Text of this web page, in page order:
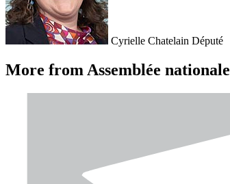
Cyrielle Chatelain Député
More from Assemblée nationale